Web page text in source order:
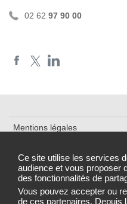
Ce site utilise les services
audience et vous proposer
des fonctionnalités de
Vous pouvez accepter ou
de ces partenaires. Depuis
02 62 97 90 00
Mentions légales
Accessibilité : partiellement
Gestion des cookies